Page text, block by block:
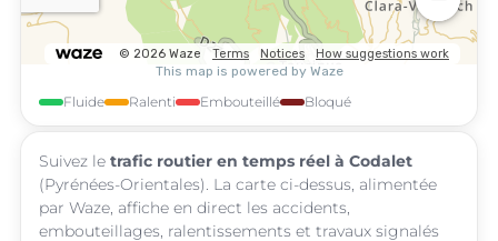
Fluide Ralenti Embouteillé Bloqué
Suivez le trafic routier en temps réel à Codalet
(Pyrénées-Orientales). La carte ci-dessus, alimentée
par Waze, affiche en direct les accidents,
embouteillages, ralentissements et travaux signalés